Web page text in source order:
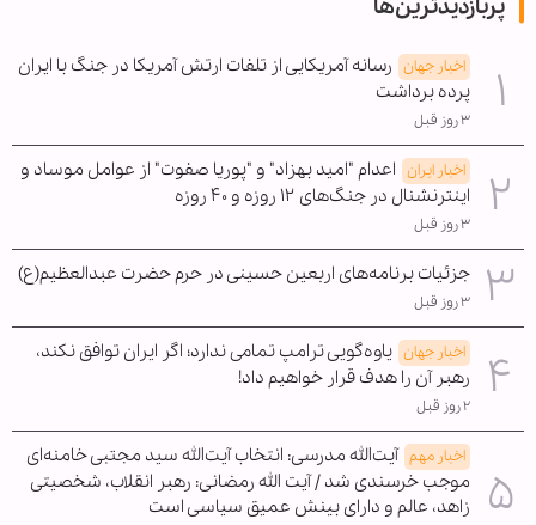
پربازدیدترین‌ها
اخبار جهان رسانه آمریکایی از تلفات ارتش آمریکا در جنگ با ایران
پرده برداشت
۳ روز قبل
اخبار ایران اعدام "امید بهزاد" و "پوریا صفوت" از عوامل موساد و
اینترنشنال در جنگ‌های ۱۲ روزه و ۴۰ روزه
۳ روز قبل
جزئیات برنامه‌های اربعین حسینی در حرم حضرت عبدالعظیم(ع)
۳ روز قبل
اخبار جهان یاوه‌گویی ترامپ تمامی ندارد؛ اگر ایران توافق نکند،
رهبر آن را هدف قرار خواهیم داد!
۲ روز قبل
اخبار مهم آیت‌الله مدرسی: انتخاب آیت‌الله سید مجتبی خامنه‌ای
موجب خرسندی شد / آیت الله رمضانی: رهبر انقلاب، شخصیتی
زاهد، عالم و دارای بینش عمیق سیاسی است